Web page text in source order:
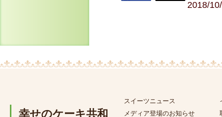
2018/
幸せのケーキ共和
スイーツニュース
メディア登場のお知らせ